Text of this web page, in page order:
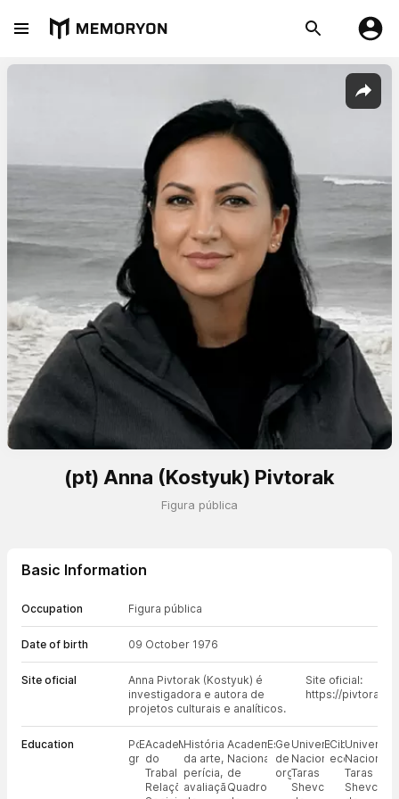
(pt) Anna (Kostyuk) Pivtorak
Figura pública
Basic Information
Occupation Figura pública
Date of birth 09 October 1976
Site oficial
Anna Pivtorak (Kostyuk) é
investigadora e autora de
projetos culturais e analíticos.
Site oficial:
https://
Education
Pós-
graduação
Economia
Academia
do
Trabalho,
Relações
Mestre
História
da arte,
perícia,
avaliação
Academia
Nacional
de
Quadros
Especialista
Gestão
de
organizações
Universidade
Nacional
Taras
Shevchenko
Bacharel
Cibernética
econômica
Nacional
Taras